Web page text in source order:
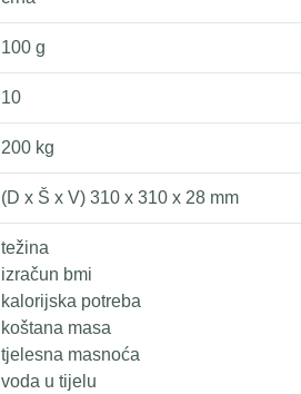
100 g
10
200 kg
(D x Š x V) 310 x 310 x 28 mm
težina
izračun bmi
kalorijska potreba
koštana masa
tjelesna masnoća
voda u tijelu